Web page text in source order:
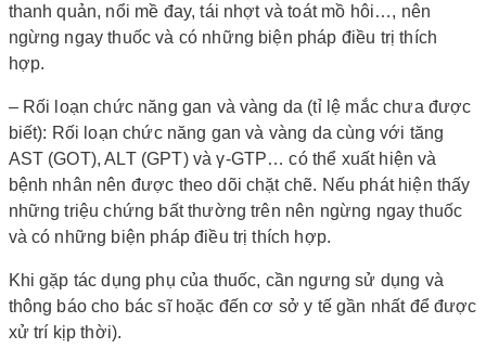
thanh quản, nổi mề đay, tái nhợt và toát mồ hôi…, nên
ngừng ngay thuốc và có những biện pháp điều trị thích
hợp.
– Rối loạn chức năng gan và vàng da (tỉ lệ mắc chưa được
biết): Rối loạn chức năng gan và vàng da cùng với tăng
AST (GOT), ALT (GPT) và γ-GTP… có thể xuất hiện và
bệnh nhân nên được theo dõi chặt chẽ. Nếu phát hiện thấy
những triệu chứng bất thường trên nên ngừng ngay thuốc
và có những biện pháp điều trị thích hợp.
Khi gặp tác dụng phụ của thuốc, cần ngưng sử dụng và
thông báo cho bác sĩ hoặc đến cơ sở y tế gần nhất để được
xử trí kịp thời).